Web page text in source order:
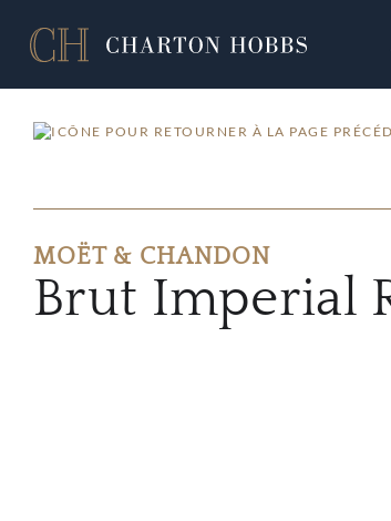
MOËT & CHANDON
Brut Imperial